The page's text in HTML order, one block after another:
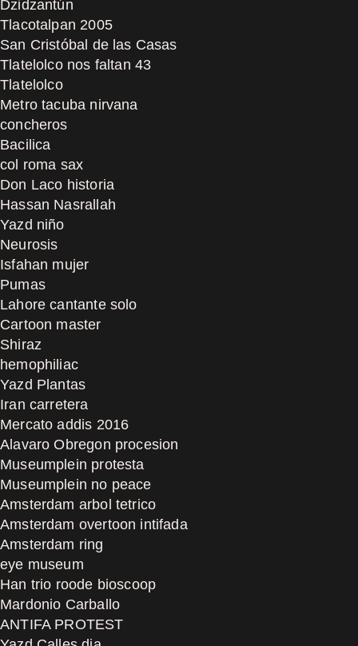
Dzidzantún
Tlacotalpan 2005
San Cristóbal de las Casas
Tlatelolco nos faltan 43
Tlatelolco
Metro tacuba nirvana
concheros
Bacilica
col roma sax
Don Laco historia
Hassan Nasrallah
Yazd niño
Neurosis
Isfahan mujer
Pumas
Lahore cantante solo
Cartoon master
Shiraz
hemophiliac
Yazd Plantas
Iran carretera
Mercato addis 2016
Alavaro Obregon procesion
Museumplein protesta
Museumplein no peace
Amsterdam arbol tetrico
Amsterdam overtoon intifada
Amsterdam ring
eye museum
Han trio roode bioscoop
Mardonio Carballo
ANTIFA PROTEST